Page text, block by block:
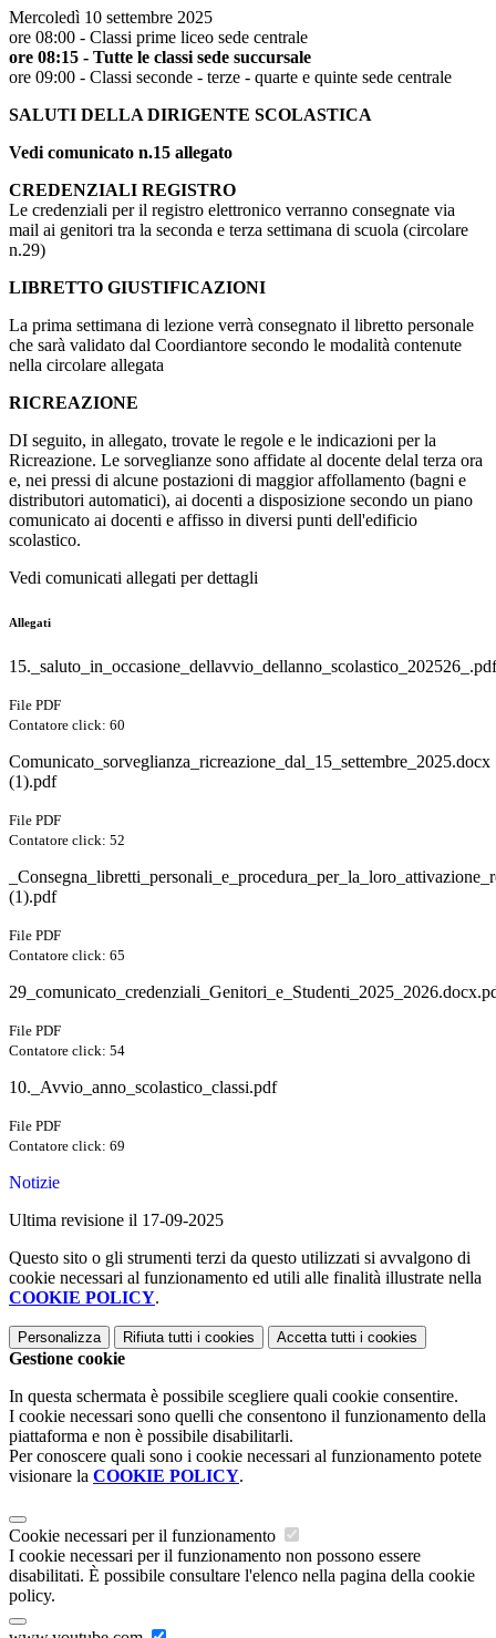
Mercoledì 10 settembre 2025
ore 08:00 - Classi prime liceo sede centrale
ore 08:15 - Tutte le classi sede succursale
ore 09:00 - Classi seconde - terze - quarte e quinte sede centrale
SALUTI DELLA DIRIGENTE SCOLASTICA
Vedi comunicato n.15 allegato
CREDENZIALI REGISTRO
Le credenziali per il registro elettronico verranno consegnate via
mail ai genitori tra la seconda e terza settimana di scuola (circolare
n.29)
LIBRETTO GIUSTIFICAZIONI
La prima settimana di lezione verrà consegnato il libretto personale
che sarà validato dal Coordiantore secondo le modalità contenute
nella circolare allegata
RICREAZIONE
DI seguito, in allegato, trovate le regole e le indicazioni per la
Ricreazione. Le sorveglianze sono affidate al docente delal terza ora
e, nei pressi di alcune postazioni di maggior affollamento (bagni e
distributori automatici), ai docenti a disposizione secondo un piano
comunicato ai docenti e affisso in diversi punti dell'edificio
scolastico.
Vedi comunicati allegati per dettagli
Allegati
15._saluto_in_occasione_dellavvio_dellanno_scolastico_202526_.pdf
File PDF
Contatore click: 60
Comunicato_sorveglianza_ricreazione_dal_15_settembre_2025.docx
(1).pdf
File PDF
Contatore click: 52
(1).pdf
File PDF
Contatore click: 65
File PDF
Contatore click: 54
10._Avvio_anno_scolastico_classi.pdf
File PDF
Contatore click: 69
Notizie
Ultima revisione il 17-09-2025
Questo sito o gli strumenti terzi da questo utilizzati si avvalgono di
cookie necessari al funzionamento ed utili alle finalità illustrate nella
COOKIE POLICY.
Personalizza Rifiuta tutti i cookies Accetta tutti i cookies
Gestione cookie
In questa schermata è possibile scegliere quali cookie consentire.
I cookie necessari sono quelli che consentono il funzionamento della
piattaforma e non è possibile disabilitarli.
Per conoscere quali sono i cookie necessari al funzionamento potete
visionare la COOKIE POLICY.
Cookie necessari per il funzionamento
I cookie necessari per il funzionamento non possono essere
disabilitati. È possibile consultare l'elenco nella pagina della cookie
policy.